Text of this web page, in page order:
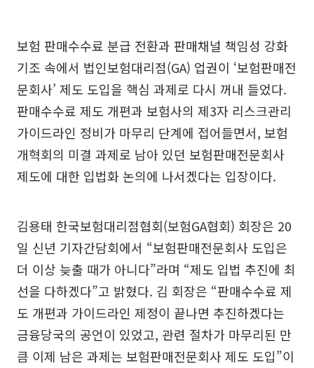
보험 판매수수료 분급 전환과 판매채널 책임성 강화
기조 속에서 법인보험대리점(GA) 업권이 ‘보험판매전
문회사’ 제도 도입을 핵심 과제로 다시 꺼내 들었다.
판매수수료 제도 개편과 보험사의 제3자 리스크관리
가이드라인 정비가 마무리 단계에 접어들면서, 보험
개혁회의 미결 과제로 남아 있던 보험판매전문회사
제도에 대한 입법화 논의에 나서겠다는 입장이다.
김용태 한국보험대리점협회(보험GA협회) 회장은 20
일 신년 기자간담회에서 “보험판매전문회사 도입은
더 이상 늦출 때가 아니다”라며 “제도 입법 추진에 최
선을 다하겠다”고 밝혔다. 김 회장은 “판매수수료 제
도 개편과 가이드라인 제정이 끝나면 추진하겠다는
금융당국의 공언이 있었고, 관련 절차가 마무리된 만
큼 이제 남은 과제는 보험판매전문회사 제도 도입”이